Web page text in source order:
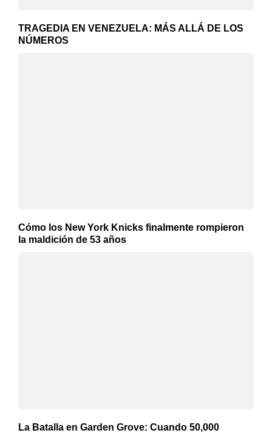
TRAGEDIA EN VENEZUELA: MÁS ALLÁ DE LOS
NÚMEROS
Cómo los New York Knicks finalmente rompieron
la maldición de 53 años
La Batalla en Garden Grove: Cuando 50,000